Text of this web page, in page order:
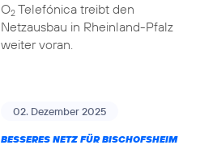
O2Telefónica treibt den
Netzausbau in Rheinland-Pfalz
weiter voran.
02. Dezember 2025
BESSERES NETZ FÜR BISCHOFSHEIM